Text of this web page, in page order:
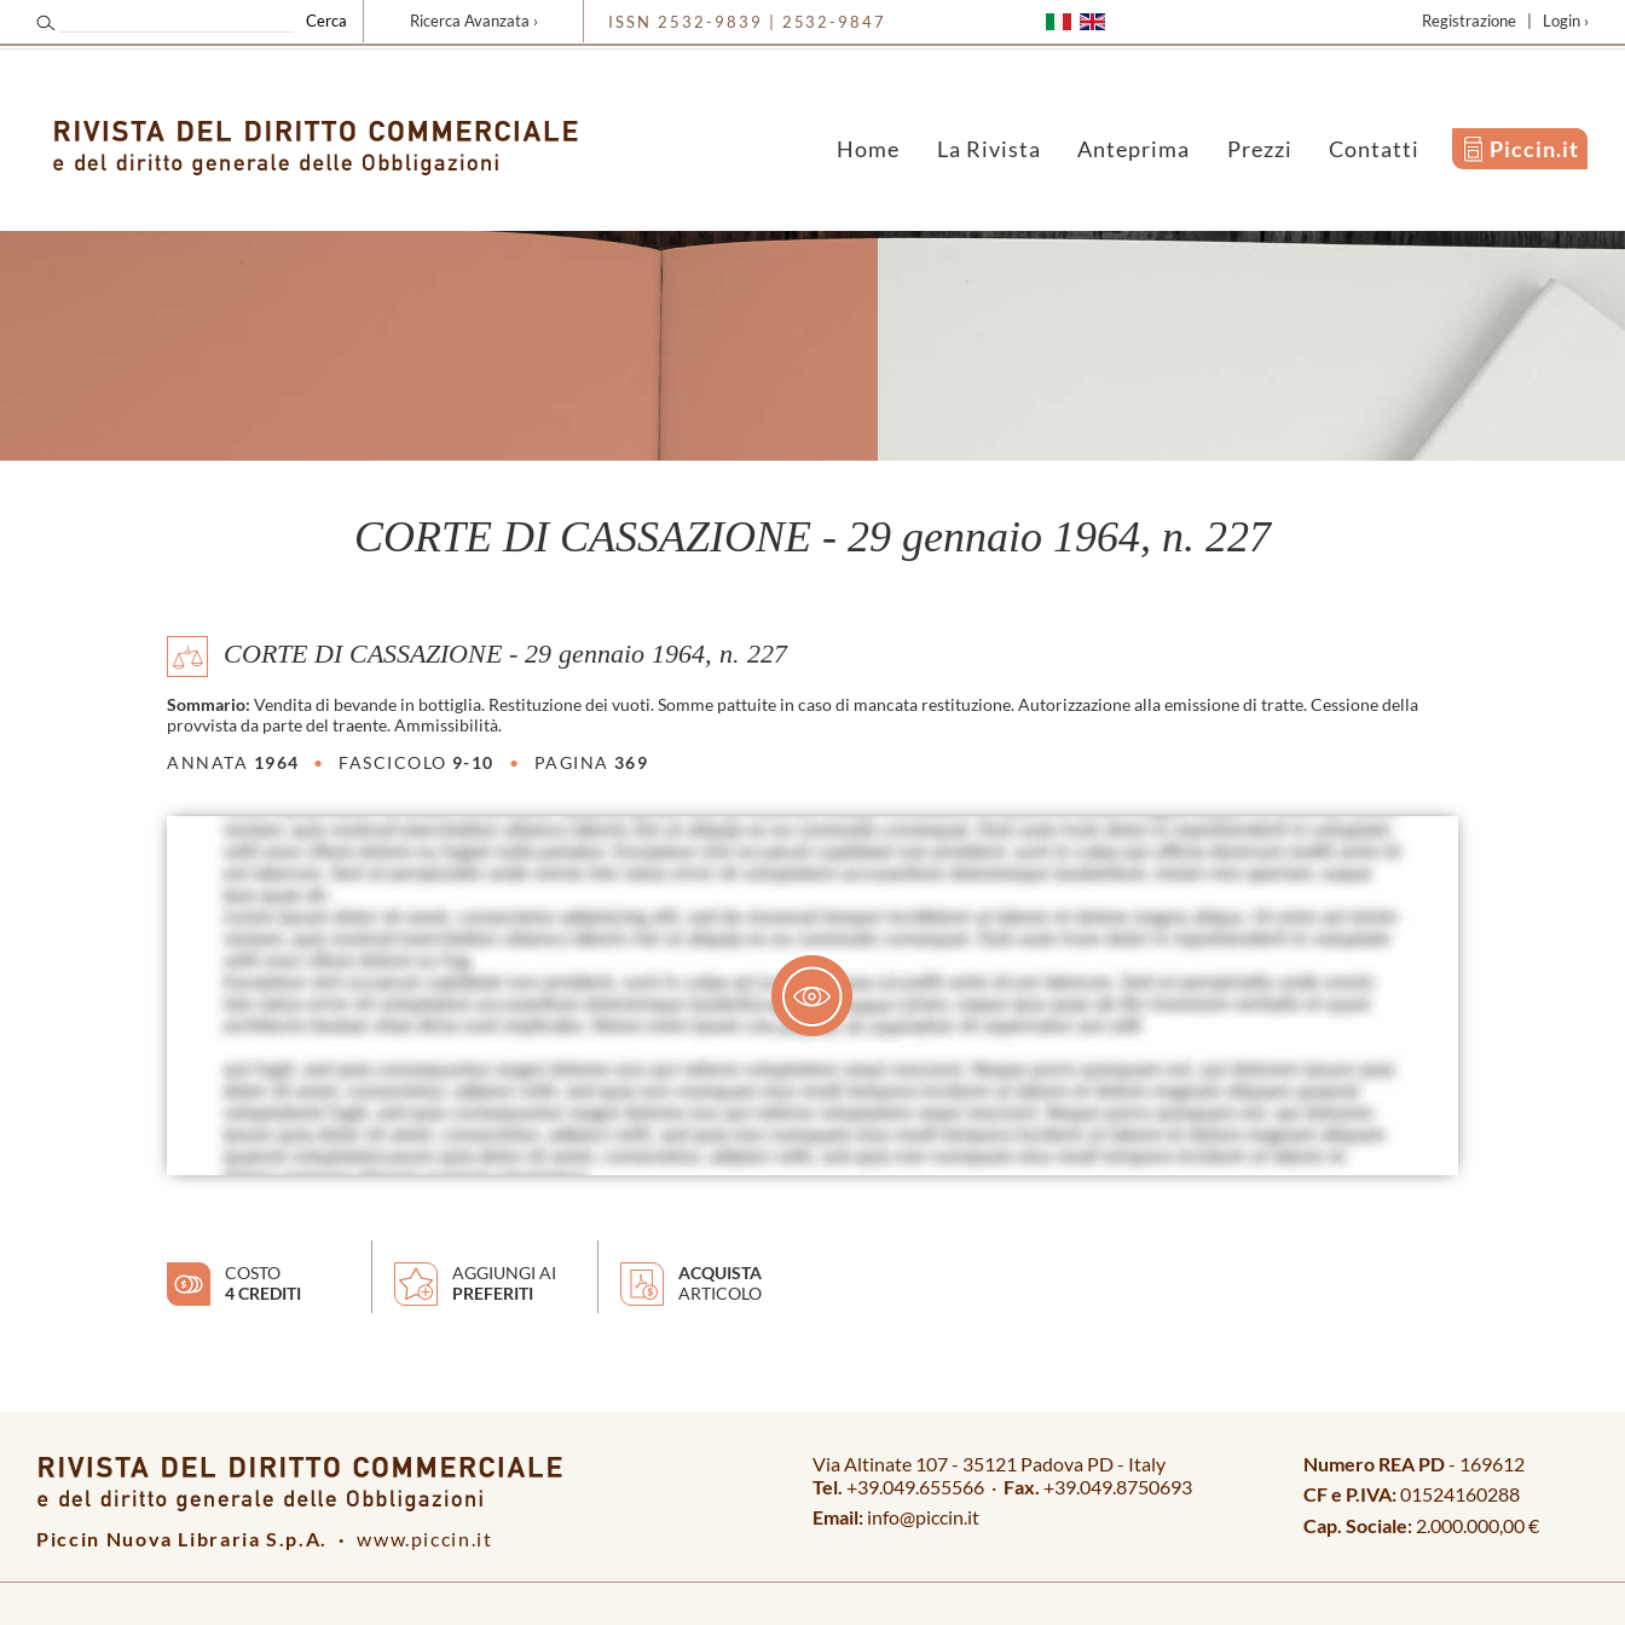
CORTE DI CASSAZIONE - 29 gennaio 1964, n. 227
CORTE DI CASSAZIONE - 29 gennaio 1964, n. 227
Sommario: Vendita di bevande in bottiglia. Restituzione dei vuoti. Somme pattuite in caso di mancata restituzione. Autorizzazione alla emissione di tratte. Cessione della
provvista da parte del traente. Ammissibilità.
ANNATA 1964 • FASCICOLO 9-10 • PAGINA369
COSTO
4 CREDITI
AGGIUNGI AI
PREFERITI
ACQUISTA
ARTICOLO
Ricerca Avanzata › ISSN 2532-9839 | 2532-9847 Registrazione| Login ›
Home La Rivista Anteprima Prezzi Contatti Piccin.it
Piccin Nuova Libraria S.p.A. · www.piccin.it
Via Altinate 107 - 35121 Padova PD - Italy
Tel. +39.049.655566 · Fax. +39.049.8750693
Email: info@piccin.it
Numero REA PD- 169612
CF e P.IVA:01524160288
Cap. Sociale: 2.000.000,00 €